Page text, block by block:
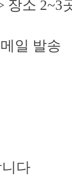
장소
일 발송
다